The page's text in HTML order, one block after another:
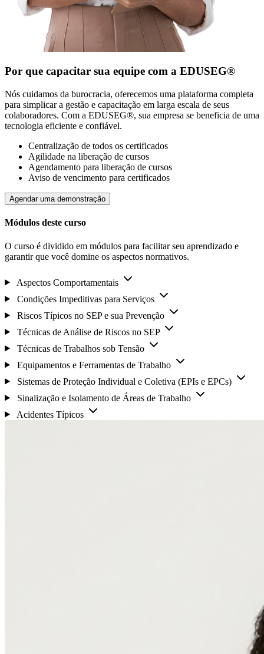
Por que capacitar sua equipe com a EDUSEG®
Nós cuidamos da burocracia, oferecemos uma plataforma completa
para simplicar a gestão e capacitação em larga escala de seus
colaboradores. Com a EDUSEG®, sua empresa se beneficia de uma
tecnologia eficiente e confiável.
Centralização de todos os certificados
Agilidade na liberação de cursos
Agendamento para liberação de cursos
Aviso de vencimento para certificados
Agendar uma demonstração
Módulos deste curso
O curso é dividido em módulos para facilitar seu aprendizado e
garantir que você domine os aspectos normativos.
Aspectos Comportamentais
Condições Impeditivas para Serviços
Riscos Típicos no SEP e sua Prevenção
Técnicas de Análise de Riscos no SEP
Técnicas de Trabalhos sob Tensão
Equipamentos e Ferramentas de Trabalho
Sistemas de Proteção Individual e Coletiva (EPIs e EPCs)
Sinalização e Isolamento de Áreas de Trabalho
Acidentes Típicos